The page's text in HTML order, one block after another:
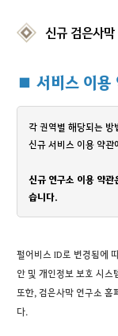
신규 검은사
■ 서비스 이용
각 권역별 해당되는 방
신규 서비스 이용 약관
신규 연구소 이용 약
습니다.
펄어비스 ID로 변경됨에
안 및 개인정보 보호 시스
또한, 검은사막 연구소 홈
다.